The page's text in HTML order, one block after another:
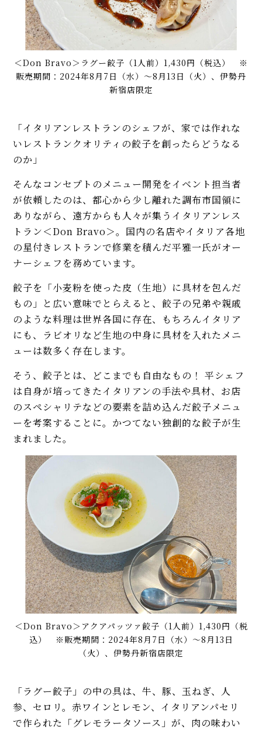
＜Don Bravo＞ラグー餃子（1人前）1,430円（税込） ※
販売期間：2024年8月7日（水）～8月13日（火）、伊勢丹
新宿店限定
「イタリアンレストランのシェフが、家では作れな
いレストランクオリティの餃子を創ったらどうなる
のか」
そんなコンセプトのメニュー開発をイベント担当者
が依頼したのは、都心から少し離れた調布市国領に
ありながら、遠方からも人々が集うイタリアンレス
トラン＜Don Bravo＞。国内の名店やイタリア各地
の星付きレストランで修業を積んだ平雅一氏がオー
ナーシェフを務めています。
餃子を「小麦粉を使った皮（生地）に具材を包んだ
もの」と広い意味でとらえると、餃子の兄弟や親戚
のような料理は世界各国に存在、もちろんイタリア
にも、ラビオリなど生地の中身に具材を入れたメニ
ューは数多く存在します。
そう、餃子とは、どこまでも自由なもの！ 平シェフ
は自身が培ってきたイタリアンの手法や具材、お店
のスペシャリテなどの要素を詰め込んだ餃子メニュ
ーを考案することに。かつてない独創的な餃子が生
まれました。
＜Don Bravo＞アクアパッツァ餃子（1人前）1,430円（税
込） ※販売期間：2024年8月7日（水）～8月13日
（火）、伊勢丹新宿店限定
「ラグー餃子」の中の具は、牛、豚、玉ねぎ、人
参、セロリ。赤ワインとレモン、イタリアンパセリ
で作られた「グレモラータソース」が、肉の味わい